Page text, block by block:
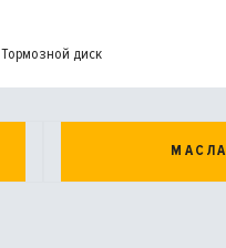
Тормозной диск
МАСЛА